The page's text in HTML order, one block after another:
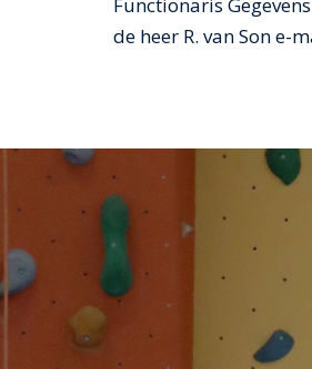
de heer R. van Son e-